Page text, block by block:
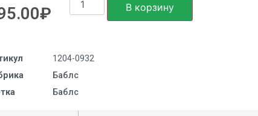
₽ В корзину
1204-0932
Баблс
Баблс